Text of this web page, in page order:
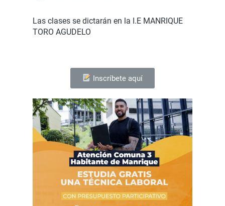
Las clases se dictarán en la I.E MANRIQUE
TORO AGUDELO
Inscríbete aquí